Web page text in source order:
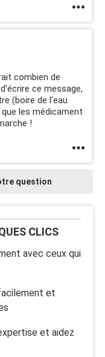
combien de
ce message,
(boire de l'eau
les médicament
!
question
CLICS
avec ceux qui
et
et aidez